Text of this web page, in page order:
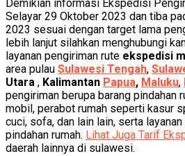
Demikian informasi Ekspedisi
Selayar 29 Oktober 2023 dan tiba
2023 sesuai dengan target lama
lebih lanjut silahkan menghubungi
layanan pengiriman rute ekspedisi
area pulau Sulawesi Tengah,
Utara , Kalimantan Papua, Maluku,
pengiriman berupa barang pindahan
mobil, perabot rumah seperti kasur
cuci, sofa, dan lain lain, serta
pindahan rumah. Lihat Juga Tarif
daerah lainnya di sulawesi.